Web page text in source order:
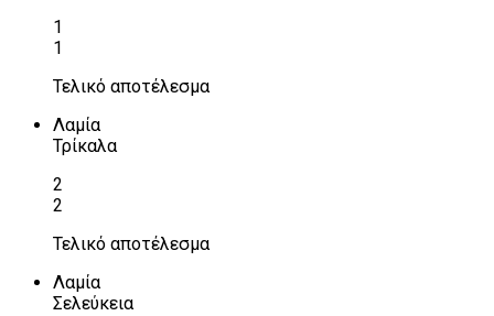
1
1
Τελικό αποτέλεσμα
Λαμία
Τρίκαλα
2
2
Τελικό αποτέλεσμα
Λαμία
Σελεύκεια